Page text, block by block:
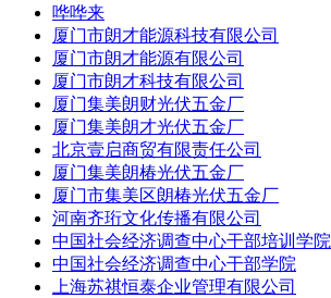
哗哗来
厦门市朗才能源科技有限公司
厦门市朗才能源有限公司
厦门市朗才科技有限公司
厦门集美朗财光伏五金厂
厦门集美朗才光伏五金厂
北京壹启商贸有限责任公司
厦门集美朗椿光伏五金厂
厦门市集美区朗椿光伏五金厂
河南齐珩文化传播有限公司
中国社会经济调查中心干部培训学院
中国社会经济调查中心干部学院
上海苏祺恒泰企业管理有限公司